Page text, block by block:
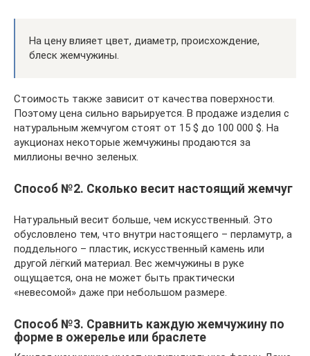
На цену влияет цвет, диаметр, происхождение,
блеск жемчужины.
Стоимость также зависит от качества поверхности.
Поэтому цена сильно варьируется. В продаже изделия с
натуральным жемчугом стоят от 15 $ до 100 000 $. На
аукционах некоторые жемчужины продаются за
миллионы вечно зеленых.
Способ №2. Сколько весит настоящий жемчуг
Натуральный весит больше, чем искусственный. Это
обусловлено тем, что внутри настоящего – перламутр, а
поддельного – пластик, искусственный камень или
другой лёгкий материал. Вес жемчужины в руке
ощущается, она не может быть практически
«невесомой» даже при небольшом размере.
Способ №3. Сравнить каждую жемчужину по
форме в ожерелье или браслете